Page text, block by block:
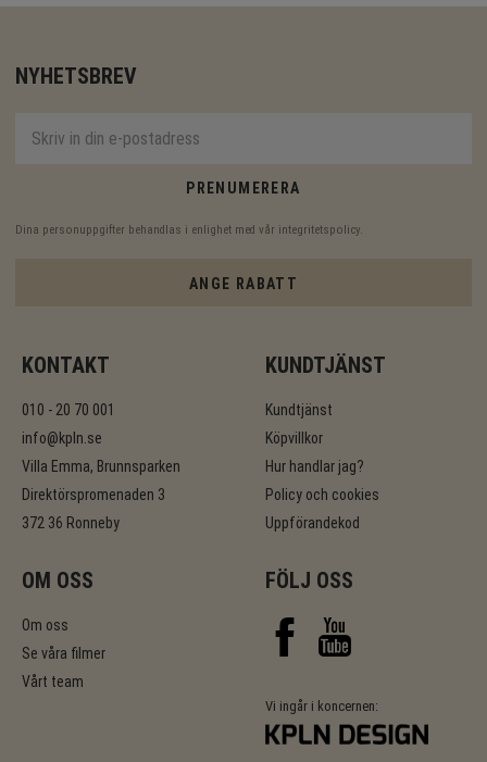
NYHETSBREV
PRENUMERERA
Dina personuppgifter behandlas i enlighet med vår integritetspolicy.
ANGE RABATT
KONTAKT
010 - 20 70 001
info@kpln.se
Villa Emma, Brunnsparken
Direktörspromenaden 3
372 36 Ronneby
KUNDTJÄNST
Kundtjänst
Köpvillkor
Hur handlar jag?
Policy och cookies
Uppförandekod
OM OSS
Om oss
Se våra filmer
Vårt team
FÖLJ OSS
Vi ingår i koncernen: